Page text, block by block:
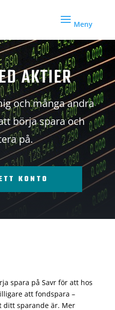
AKTIER
och många andra
börja spara och
på.
KONTO
spara på Savr för att hos
att fondspara –
ditt sparande är. Mer